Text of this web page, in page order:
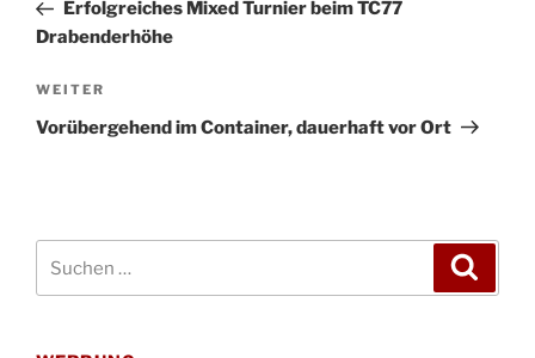
Erfolgreiches Mixed Turnier beim TC77
Drabenderhöhe
Nächster
Beitrag
WEITER
Vorübergehend im Container, dauerhaft vor Ort
nach: